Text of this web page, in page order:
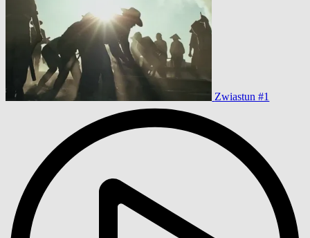
Zwiastun #1